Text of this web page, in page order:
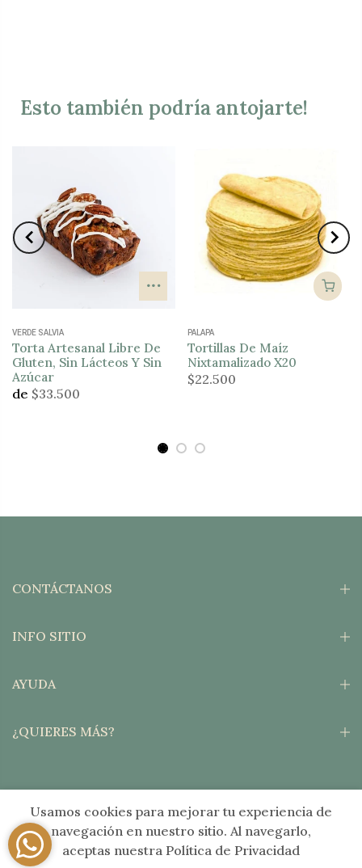
Esto también podría antojarte!
VERDE SALVIA
Torta Artesanal Libre De
Gluten, Sin Lácteos Y Sin
Azúcar
de $33.500
PALAPA
Tortillas De Maíz
Nixtamalizado X20
$22.500
CONTÁCTANOS
INFO SITIO
AYUDA
¿QUIERES MÁS?
Copyright © 2026Verde Salvia®Todos los derechos reservados. Sitio por
Moxie Digital
Usamos cookies para mejorar tu experiencia de
navegación en nuestro sitio. Al navegarlo,
aceptas nuestra Política de Privacidad